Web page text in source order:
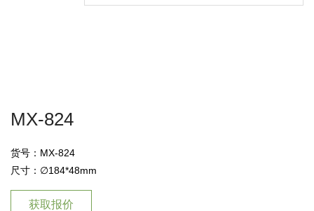
MX-824
货号：MX-824
尺寸：∅184*48mm
获取报价